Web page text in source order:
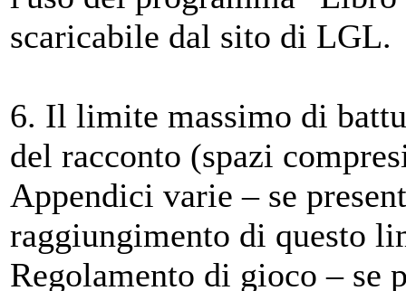
scaricabile dal sito di LGL.
6. Il limite massimo di
del racconto (spazi
Appendici varie – se
raggiungimento di questo
Regolamento di gioco – se